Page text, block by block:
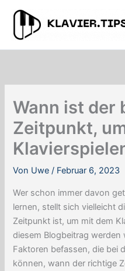
springen
Wann ist der
Zeitpunkt,
Von Uwe/ Februar 6, 2023
Wer schon immer davon
lernen, stellt sich vielleicht
Zeitpunkt ist, um mit dem
diesem Blogbeitrag
Faktoren befassen, die bei
können, wann der richtige